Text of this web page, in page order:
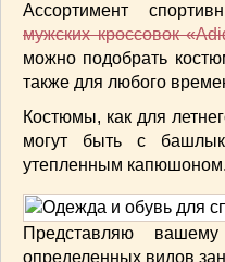
Торты (54)
Торты без выпечки(7)
НАПИТКИ (26)
КРАСОТА И ЗДОРОВЬЕ
САМОРАЗВИТИЕ
(12)
ИНТЕРЕСНЫЕ НОВОСТИ
СТАТЬИ(272)
отдых(25)
ЛЕЧЕБНЫЕ СВОЙСТВА
Ассортимент
мужских кроссовок
можно подобрать
также для любого
Костюмы, как для
могут быть с
утепленным капюшоном.
Представляю
определенных видов